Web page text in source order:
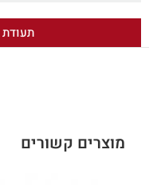
מוצרים קשורים